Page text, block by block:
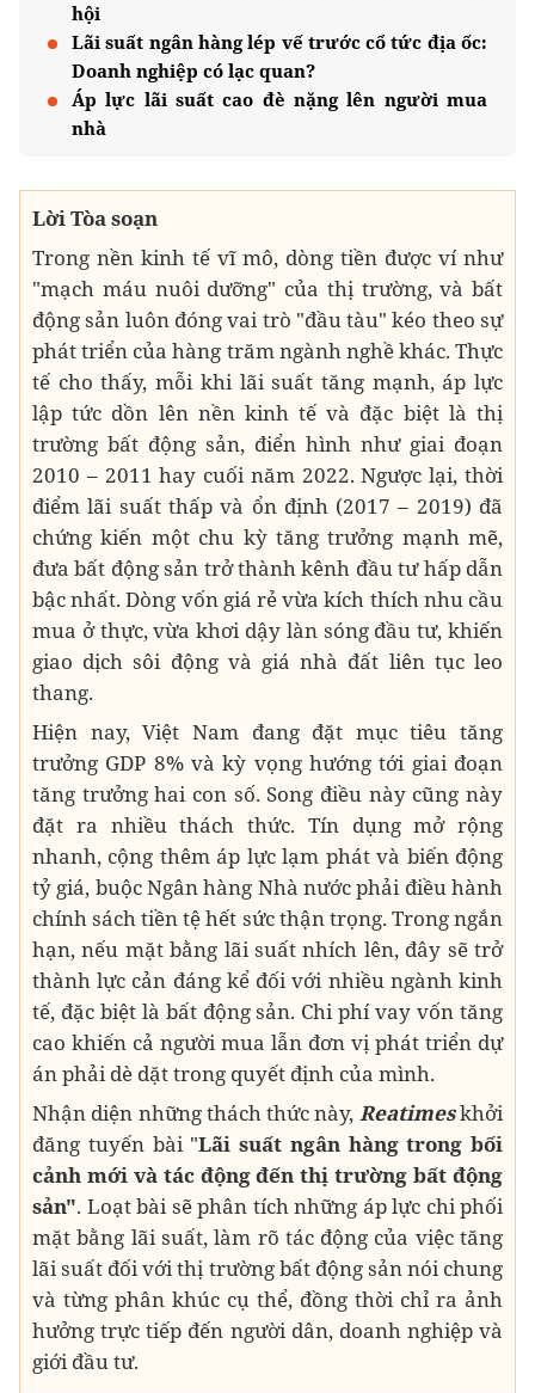
hội
Lãi suất ngân hàng lép vế trước cổ tức địa ốc:
Doanh nghiệp có lạc quan?
Áp lực lãi suất cao đè nặng lên người mua
nhà
Lời Tòa soạn
Trong nền kinh tế vĩ mô, dòng tiền được ví như
"mạch máu nuôi dưỡng" của thị trường, và bất
động sản luôn đóng vai trò "đầu tàu" kéo theo sự
phát triển của hàng trăm ngành nghề khác. Thực
tế cho thấy, mỗi khi lãi suất tăng mạnh, áp lực
lập tức dồn lên nền kinh tế và đặc biệt là thị
trường bất động sản, điển hình như giai đoạn
2010 – 2011 hay cuối năm 2022. Ngược lại, thời
điểm lãi suất thấp và ổn định (2017 – 2019) đã
chứng kiến một chu kỳ tăng trưởng mạnh mẽ,
đưa bất động sản trở thành kênh đầu tư hấp dẫn
bậc nhất. Dòng vốn giá rẻ vừa kích thích nhu cầu
mua ở thực, vừa khơi dậy làn sóng đầu tư, khiến
giao dịch sôi động và giá nhà đất liên tục leo
thang.
Hiện nay, Việt Nam đang đặt mục tiêu tăng
trưởng GDP 8% và kỳ vọng hướng tới giai đoạn
tăng trưởng hai con số. Song điều này cũng này
đặt ra nhiều thách thức. Tín dụng mở rộng
nhanh, cộng thêm áp lực lạm phát và biến động
tỷ giá, buộc Ngân hàng Nhà nước phải điều hành
chính sách tiền tệ hết sức thận trọng. Trong ngắn
hạn, nếu mặt bằng lãi suất nhích lên, đây sẽ trở
thành lực cản đáng kể đối với nhiều ngành kinh
tế, đặc biệt là bất động sản. Chi phí vay vốn tăng
cao khiến cả người mua lẫn đơn vị phát triển dự
án phải dè dặt trong quyết định của mình.
Nhận diện những thách thức này, Reatimeskhởi
đăng tuyến bài "Lãi suất ngân hàng trong bối
cảnh mới và tác động đến thị trường bất động
sản". Loạt bài sẽ phân tích những áp lực chi phối
mặt bằng lãi suất, làm rõ tác động của việc tăng
lãi suất đối với thị trường bất động sản nói chung
và từng phân khúc cụ thể, đồng thời chỉ ra ảnh
hưởng trực tiếp đến người dân, doanh nghiệp và
giới đầu tư.